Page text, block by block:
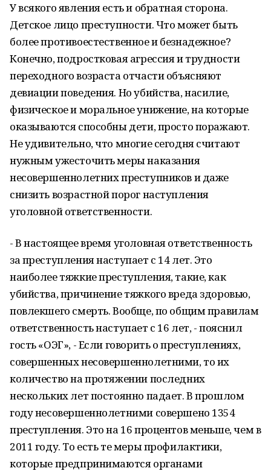
У всякого явления есть и обратная сторона.
Детское лицо преступности. Что может быть
более противоестественное и безнадежное?
Конечно, подростковая агрессия и трудности
переходного возраста отчасти объясняют
девиации поведения. Но убийства, насилие,
физическое и моральное унижение, на которые
оказываются способны дети, просто поражают.
Не удивительно, что многие сегодня считают
нужным ужесточить меры наказания
несовершеннолетних преступников и даже
снизить возрастной порог наступления
уголовной ответственности.
- В настоящее время уголовная ответственность
за преступления наступает с 14 лет. Это
наиболее тяжкие преступления, такие, как
убийства, причинение тяжкого вреда здоровью,
повлекшего смерть. Вообще, по общим правилам
ответственность наступает с 16 лет, - пояснил
гость «ОЭГ», - Если говорить о преступлениях,
совершенных несовершеннолетними, то их
количество на протяжении последних
нескольких лет постоянно падает. В прошлом
году несовершеннолетними совершено 1354
преступления. Это на 16 процентов меньше, чем в
2011 году. То есть те меры профилактики,
которые предпринимаются органами